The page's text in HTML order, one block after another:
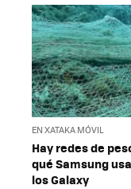
EN XATAKA MÓVIL
Hay redes de
qué Samsung
los Galaxy